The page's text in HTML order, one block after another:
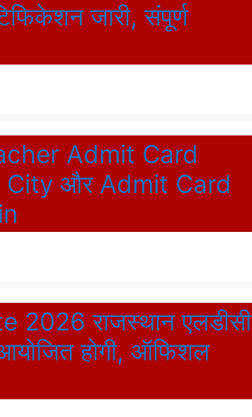
जारी, संपूर्ण
Admit Card
City और Admit Card
राजस्थान एलडीसी
होगी, ऑफिशल